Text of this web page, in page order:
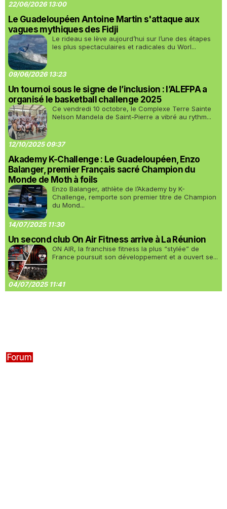
22/06/2026 13:00
Le Guadeloupéen Antoine Martin s'attaque aux
vagues mythiques des Fidji
Le rideau se lève aujourd’hui sur l’une des étapes
les plus spectaculaires et radicales du Worl...
09/06/2026 13:23
Un tournoi sous le signe de l’inclusion : l’ALEFPA a
organisé le basketball challenge 2025
Ce vendredi 10 octobre, le Complexe Terre Sainte
Nelson Mandela de Saint-Pierre a vibré au rythm...
12/10/2025 09:37
Akademy K-Challenge : Le Guadeloupéen, Enzo
Balanger, premier Français sacré Champion du
Monde de Moth à foils
Enzo Balanger, athlète de l’Akademy by K-
Challenge, remporte son premier titre de Champion
du Mond...
14/07/2025 11:30
Un second club On Air Fitness arrive à La Réunion
ON AIR, la franchise fitness la plus “stylée” de
France poursuit son développement et a ouvert se...
04/07/2025 11:41
Forum